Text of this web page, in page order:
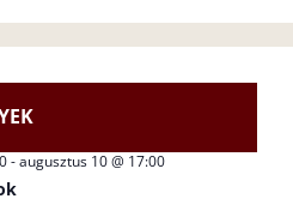
-augusztus 10 @ 17:00